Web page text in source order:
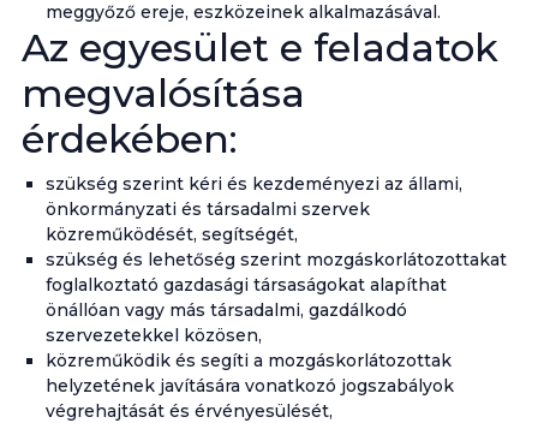
meggyőző ereje, eszközeinek alkalmazásával.
Az egyesület e feladatok
megvalósítása
érdekében:
szükség szerint kéri és kezdeményezi az állami,
önkormányzati és társadalmi szervek
közreműködését, segítségét,
szükség és lehetőség szerint mozgáskorlátozottakat
foglalkoztató gazdasági társaságokat alapíthat
önállóan vagy más társadalmi, gazdálkodó
szervezetekkel közösen,
közreműködik és segíti a mozgáskorlátozottak
helyzetének javítására vonatkozó jogszabályok
végrehajtását és érvényesülését,